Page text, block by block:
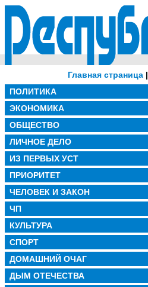
Главная страница|
ПОЛИТИКА
ЭКОНОМИКА
ОБЩЕСТВО
ЛИЧНОЕ ДЕЛО
ИЗ ПЕРВЫХ УСТ
ПРИОРИТЕТ
ЧЕЛОВЕК И ЗАКОН
ЧП
КУЛЬТУРА
СПОРТ
ДОМАШНИЙ ОЧАГ
ДЫМ ОТЕЧЕСТВА